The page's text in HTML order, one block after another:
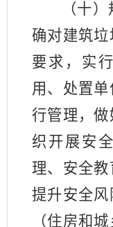
（十
确对建筑
要求，实
用、处置
行管理，做
织开展安
理、安全教
提升安全风
（住房和